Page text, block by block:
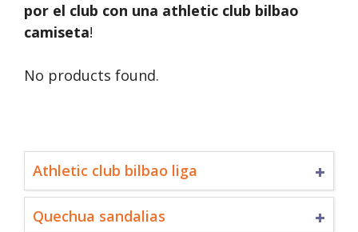
por el club con una athletic club bilbao
camiseta!
No products found.
Athletic club bilbao liga
Quechua sandalias